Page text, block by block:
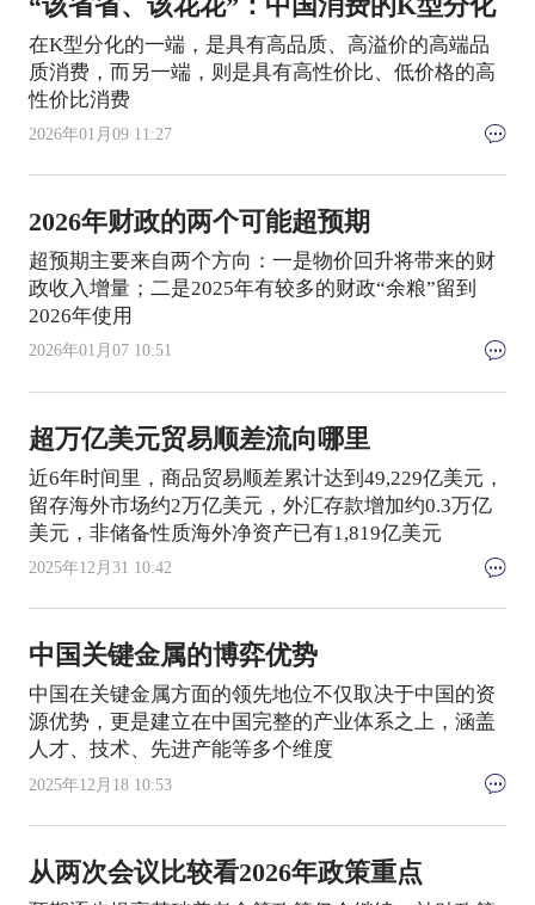
在K型分化的一端，是具有高品质、高溢价的高端品
质消费，而另一端，则是具有高性价比、低价格的高
性价比消费
2026年01月09 11:27
2026年财政的两个可能超预期
超预期主要来自两个方向：一是物价回升将带来的财
政收入增量；二是2025年有较多的财政“余粮”留到
2026年使用
2026年01月07 10:51
超万亿美元贸易顺差流向哪里
近6年时间里，商品贸易顺差累计达到49,229亿美元，
留存海外市场约2万亿美元，外汇存款增加约0.3万亿
美元，非储备性质海外净资产已有1,819亿美元
2025年12月31 10:42
中国关键金属的博弈优势
中国在关键金属方面的领先地位不仅取决于中国的资
源优势，更是建立在中国完整的产业体系之上，涵盖
人才、技术、先进产能等多个维度
2025年12月18 10:53
从两次会议比较看2026年政策重点